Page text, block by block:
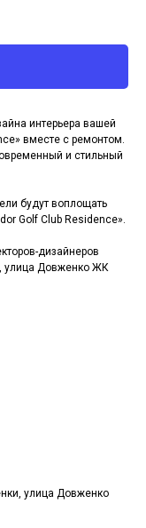
интерьера вашей
вместе с ремонтом.
и стильный
будут воплощать
Golf Club Residence».
дизайнеров
улица Довженко ЖК
улица Довженко